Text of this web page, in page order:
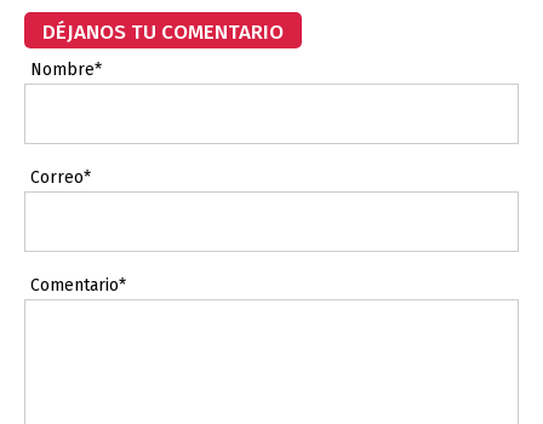
DÉJANOS TU COMENTARIO
Nombre*
Correo*
Comentario*